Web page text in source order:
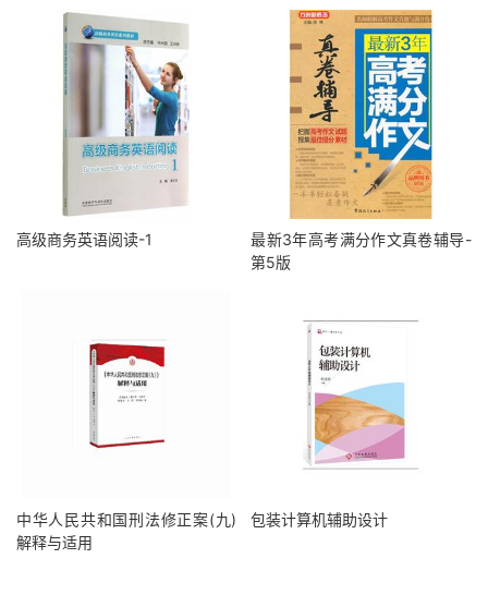
高级商务英语阅读-1
最新3年高考满分作文真卷辅导-
第5版
中华人民共和国刑法修正案(九)
解释与适用
包装计算机辅助设计